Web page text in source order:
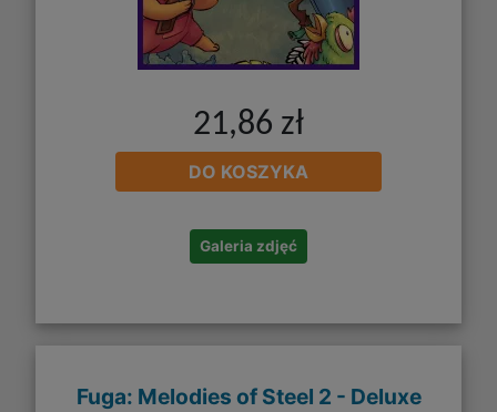
21,86 zł
DO KOSZYKA
Galeria zdjęć
Fuga: Melodies of Steel 2 - Deluxe